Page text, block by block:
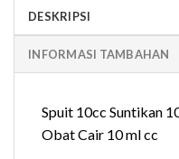
DESKRIPSI
INFORMASI TAMBAHAN
Spuit 10cc Suntikan
Obat Cair 10 ml cc